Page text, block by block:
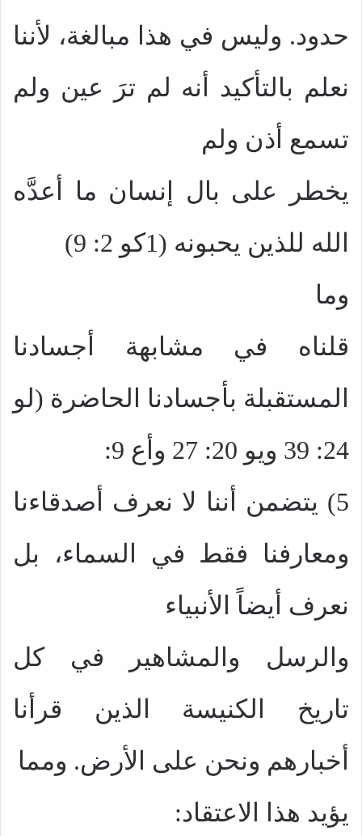
حدود. وليس في هذا مبالغة، لأننا
نعلم بالتأكيد أنه لم ترَ عين ولم
تسمع أذن ولم
يخطر على بال إنسان ما أعدَّه
الله للذين يحبونه (1كو 2: 9)
وما
قلناه في مشابهة أجسادنا
المستقبلة بأجسادنا الحاضرة (لو
24: 39 ويو 20: 27 وأع 9:
5) يتضمن أننا لا نعرف أصدقاءنا
ومعارفنا فقط في السماء، بل
نعرف أيضاً الأنبياء
والرسل والمشاهير في كل
تاريخ الكنيسة الذين قرأنا
أخبارهم ونحن على الأرض. ومما
يؤيد هذا الاعتقاد: